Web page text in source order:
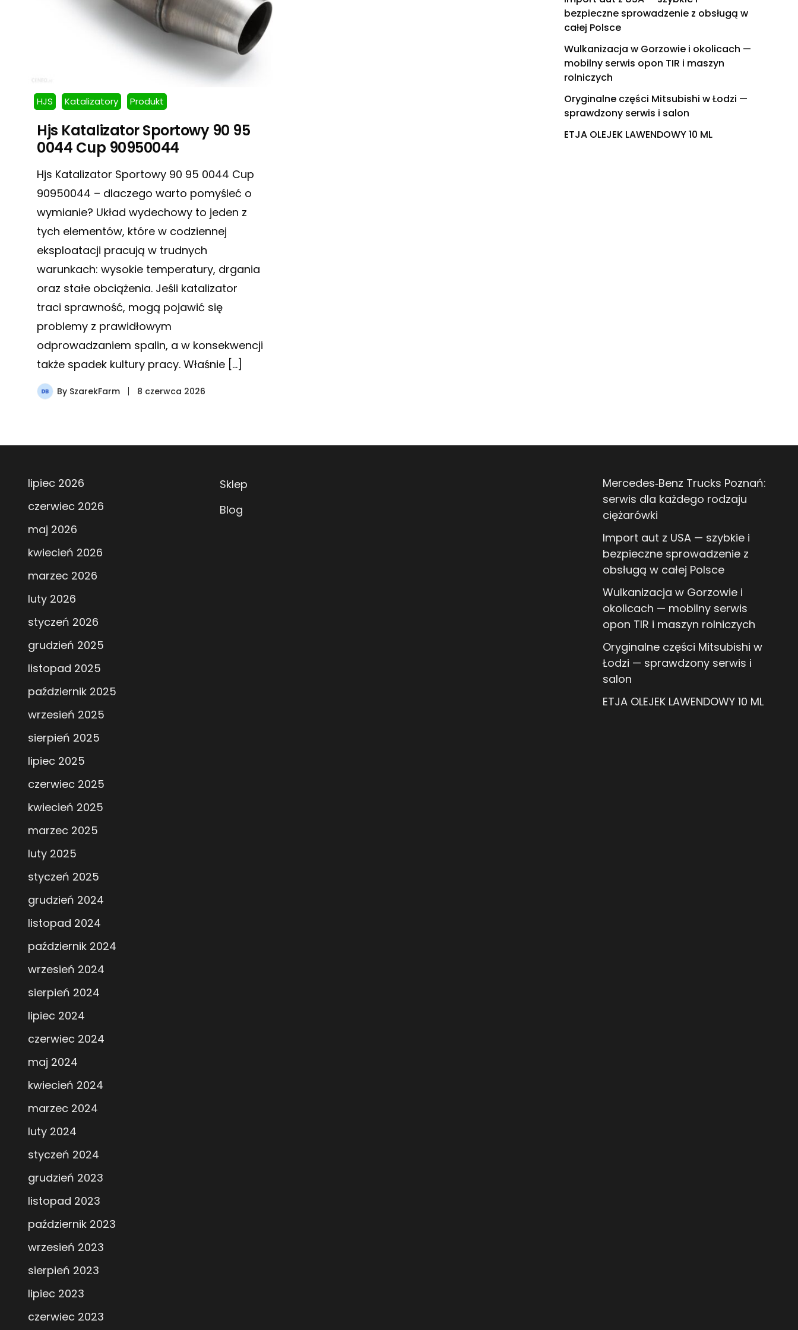
HJS Katalizatory Produkt
Hjs Katalizator Sportowy 90 95
0044 Cup 90950044
Hjs Katalizator Sportowy 90 95 0044 Cup
90950044 – dlaczego warto pomyśleć o
wymianie? Układ wydechowy to jeden z
tych elementów, które w codziennej
eksploatacji pracują w trudnych
warunkach: wysokie temperatury, drgania
oraz stałe obciążenia. Jeśli katalizator
traci sprawność, mogą pojawić się
problemy z prawidłowym
odprowadzaniem spalin, a w konsekwencji
także spadek kultury pracy. Właśnie […]
By SzarekFarm 8 czerwca 2026
bezpieczne sprowadzenie z obsługą w
całej Polsce
Wulkanizacja w Gorzowie i okolicach —
mobilny serwis opon TIR i maszyn
rolniczych
Oryginalne części Mitsubishi w Łodzi —
sprawdzony serwis i salon
ETJA OLEJEK LAWENDOWY 10 ML
lipiec 2026
czerwiec 2026
maj 2026
kwiecień 2026
marzec 2026
luty 2026
styczeń 2026
grudzień 2025
listopad 2025
październik 2025
wrzesień 2025
sierpień 2025
lipiec 2025
czerwiec 2025
kwiecień 2025
marzec 2025
luty 2025
styczeń 2025
grudzień 2024
listopad 2024
październik 2024
wrzesień 2024
sierpień 2024
lipiec 2024
czerwiec 2024
maj 2024
kwiecień 2024
marzec 2024
luty 2024
styczeń 2024
grudzień 2023
listopad 2023
październik 2023
wrzesień 2023
sierpień 2023
lipiec 2023
czerwiec 2023
Sklep
Blog
Mercedes‑Benz Trucks Poznań:
serwis dla każdego rodzaju
ciężarówki
Import aut z USA — szybkie i
bezpieczne sprowadzenie z
obsługą w całej Polsce
Wulkanizacja w Gorzowie i
okolicach — mobilny serwis
opon TIR i maszyn rolniczych
Oryginalne części Mitsubishi w
Łodzi — sprawdzony serwis i
salon
ETJA OLEJEK LAWENDOWY 10 ML